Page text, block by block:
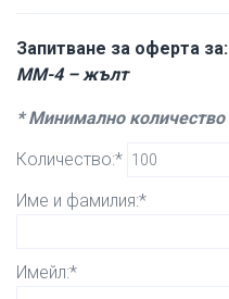
Запитване за оферта за:
MM-4 – жълт
* Минимално количество
Количество:*
Име и фамилия:*
Имейл:*